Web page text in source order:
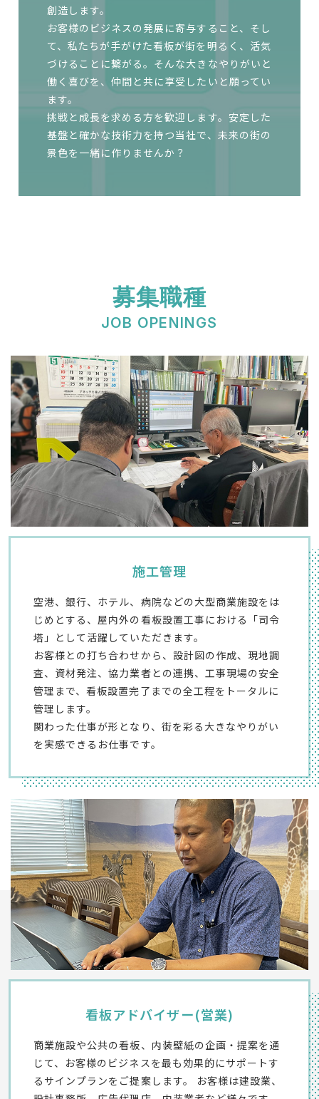
創造します。
お客様のビジネスの発展に寄与すること、そし
て、私たちが手がけた看板が街を明るく、活気
づけることに繋がる。そんな大きなやりがいと
働く喜びを、仲間と共に享受したいと願ってい
ます。
挑戦と成長を求める方を歓迎します。安定した
基盤と確かな技術力を持つ当社で、未来の街の
景色を一緒に作りませんか？
JOB OPENINGS
募集職種
施工管理
空港、銀行、ホテル、病院などの大型商業施設をは
じめとする、屋内外の看板設置工事における「司令
塔」として活躍していただきます。
お客様との打ち合わせから、設計図の作成、現地調
査、資材発注、協力業者との連携、工事現場の安全
管理まで、看板設置完了までの全工程をトータルに
管理します。
関わった仕事が形となり、街を彩る大きなやりがい
を実感できるお仕事です。
看板アドバイザー(営業)
商業施設や公共の看板、内装壁紙の企画・提案を通
じて、お客様のビジネスを最も効果的にサポートす
るサインプランをご提案します。 お客様は建設業、